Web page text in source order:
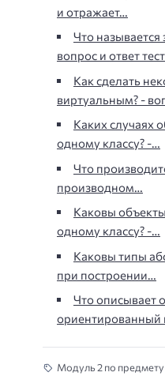
и отражает…
Что называется
вопрос и ответ
Как сделать
виртуальным? -
Каких случаях
одному классу? -…
Что
производном…
Каковы
одному классу? -…
Каковы типы
при построении…
Что описывает
ориентированный
Модуль 2 по